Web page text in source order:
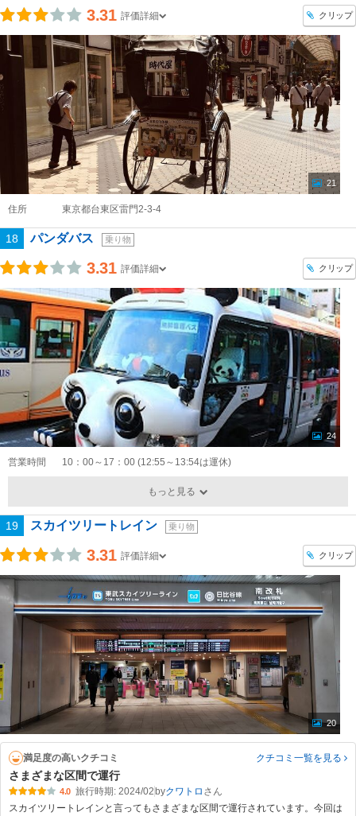
3.31 評価詳細 クリップ
21
住所 東京都台東区雷門2-3-4
18 パンダバス 乗り物
3.31 評価詳細 クリップ
24
営業時間 10：00～17：00 (12:55～13:54は運休)
もっと見る
19 スカイツリートレイン 乗り物
3.31 評価詳細 クリップ
20
満足度の高いクチコミ クチコミ一覧を見る
さまざまな区間で運行
4.0 旅行時期: 2024/02 byクワトロ
スカイツリートレインと言ってもさまざまな区間で運行されています。今回は